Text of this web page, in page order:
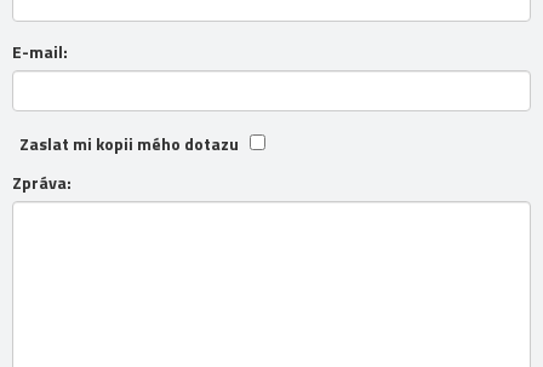
E-mail:
Zaslat mi kopii mého dotazu
Zpráva: